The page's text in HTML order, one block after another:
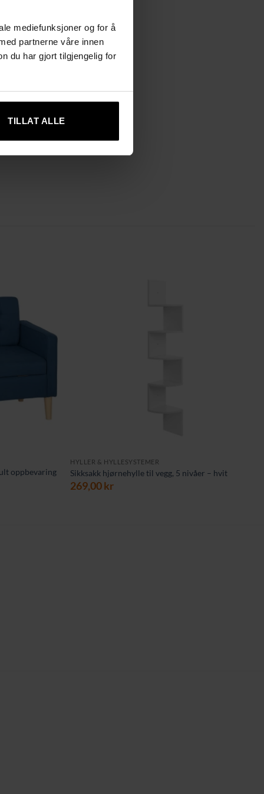
mediefunksjoner og for å
partnerne våre innen
du har gjort tilgjengelig for
TILLAT ALLE
oppbevaring
HYLLER & HYLLESYSTEMER
Sikksakk hjørnehylle til vegg, 5 nivåer – hvit
269,00kr